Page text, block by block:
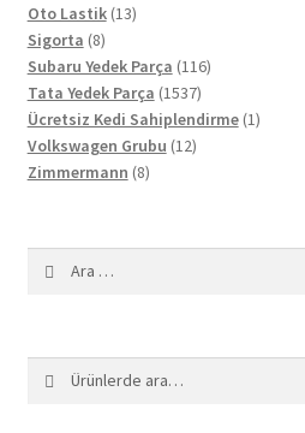
Oto Lastik 1313
Sigorta 88
ürün
Subaru Yedek Parça 116116
Tata Yedek Parça 15371537
ürün
Ücretsiz Kedi Sahiplendirme 11
Volkswagen Grubu 1212
Zimmermann 88